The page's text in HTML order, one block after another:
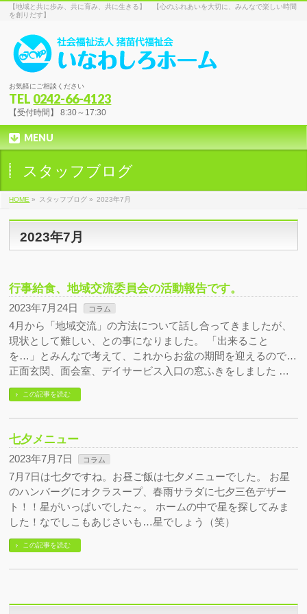
【地域と共に歩み、共に育み、共に生きる】 【心のふれあいを大切に、みんなで楽しい時間
を創りだす】
お気軽にご相談ください
TEL 0242-66-4123
【受付時間】 8:30～17:30
MENU
スタッフブログ
HOME » スタッフブログ » 2023年7月
2023年7月
行事給食、地域交流委員会の活動報告です。
2023年7月24日 コラム
4月から「地域交流」の方法について話し合ってきましたが、
現状として難しい、との事になりました。 「出来ること
を…」とみんなで考えて、これからお盆の期間を迎えるので…
正面玄関、面会室、デイサービス入口の窓ふきをしました …
この記事を読む
七夕メニュー
2023年7月7日 コラム
7月7日は七夕ですね。お昼ご飯は七夕メニューでした。 お星
のハンバーグにオクラスープ、春雨サラダに七夕三色デザー
ト！！星がいっぱいでした～。 ホームの中で星を探してみま
した！なでしこもあじさいも…星でしょう（笑）
この記事を読む